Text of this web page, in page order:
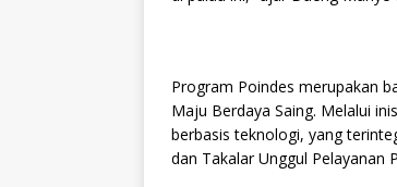
Program Poindes merupakan
Maju Berdaya Saing. Melalui
berbasis teknologi, yang
dan Takalar Unggul Pelayanan